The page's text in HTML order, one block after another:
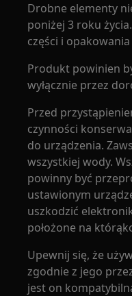
Drobne elementy
poniżej 3 roku
części i
Produkt powinien
wyłącznie przez
Przed
czynności
do urządzenia.
wszystkiej wody.
powinny być
ustawionym
uszkodzić
położone na
Upewnij się, że
zgodnie z jego
jest on